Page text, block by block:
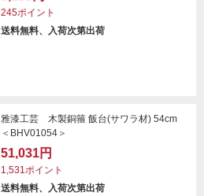
245ポイント
送料無料、入荷次第出荷
雅漆工芸 木製銅箍 飯台(サワラ材) 54cm
＜BHV01054＞
51,031円
1,531ポイント
送料無料、入荷次第出荷